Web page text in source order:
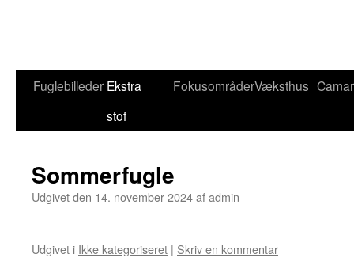
Fuglebilleder Ekstra
stof
FokusområderVæksthus
Sommerfugle
Udgivet den 14. november 2024afadmin
Udgivet i Ikke kategoriseret | Skriv en kommentar